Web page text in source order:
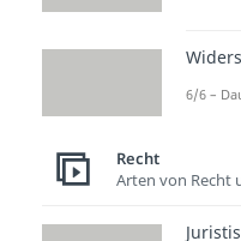
6/6 –
Recht
Arten von Recht